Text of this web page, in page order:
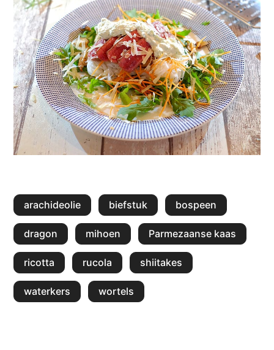
arachideolie biefstuk bospeen
dragon mihoen Parmezaanse kaas
ricotta rucola shiitakes
waterkers wortels